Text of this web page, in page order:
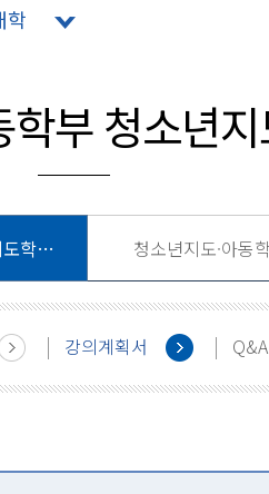
학
학부 청소년
청소년지도·아동학부 청소년지도학전공
강의계획서 Q&A
청소년지도·아동